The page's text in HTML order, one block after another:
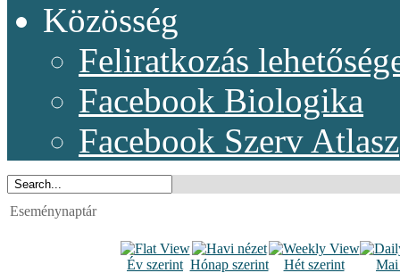
Közösség
Feliratkozás
Facebook Biologika
Facebook Szerv Atlasz
Eseménynaptár
Év szerint Hónap szerint Hét szerint Mai